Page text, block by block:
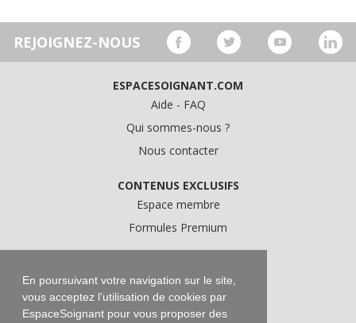
En poursuivant votre navigation sur le site,
vous acceptez l’utilisation de cookies par
EspaceSoignant pour vous proposer des
REJOIGNEZ-NOUS
ESPACESOIGNANT.COM
Aide - FAQ
Qui sommes-nous ?
Nous contacter
CONTENUS EXCLUSIFS
Espace membre
Formules Premium
Conditions Générales d'Utilisation
Données personnelles